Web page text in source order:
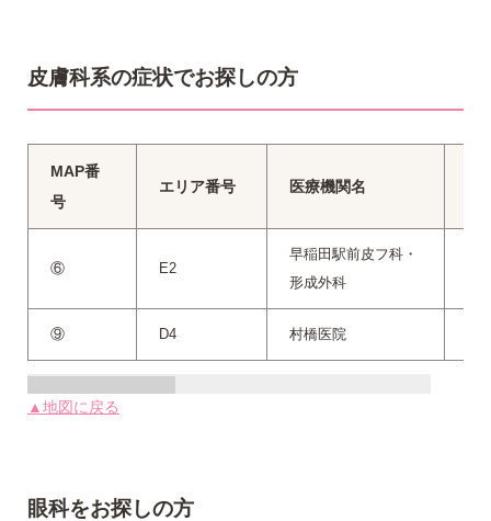
皮膚科系の症状でお探しの方
MAP番
号
エリア番号 医療機関名
⑥ E2
早稲田駅前皮フ科・
形成外科
⑨ D4 村橋医院
▲地図に戻る
眼科をお探しの方